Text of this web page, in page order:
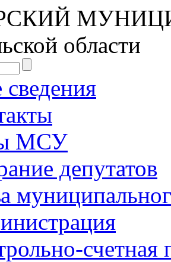
области
МСУ
депутатов
счетная